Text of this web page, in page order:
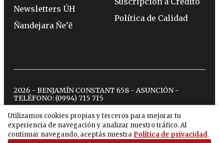
Utilizamos cookies propias y terceros para mejorar tu
experiencia de navegación y analizar nuestro tráfico. Al
continuar navegando, aceptás nuestra Política de privacidad.
Newsletters ÚH
Ñandejara Ñe’ẽ
Política de Calidad
2026 - BENJAMÍN CONSTANT 658 - ASUNCIÓN -
TELÉFONO: (0994) 715 715
twitterinstagram
facebook
tiktokyoutubespotify